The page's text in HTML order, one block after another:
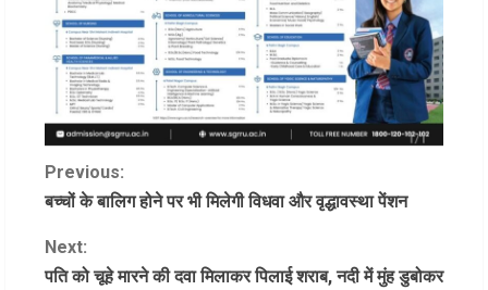
C
n
Previous:
बच्चों के बालिग होने पर भी मिलेगी विधवा और वृद्धावस्था पेंशन
Next:
पति को चूहे मारने की दवा मिलाकर पिलाई शराब, नदी में मुंह डुबोकर